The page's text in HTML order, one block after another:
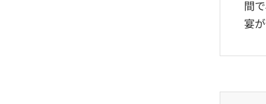
間
宴